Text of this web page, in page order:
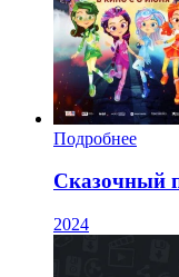
Подробнее
Сказочный
2024